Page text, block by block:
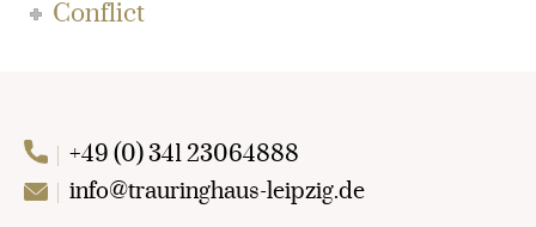
Conflict
+49 (0) 341 23064888
info@trauringhaus-leipzig.de